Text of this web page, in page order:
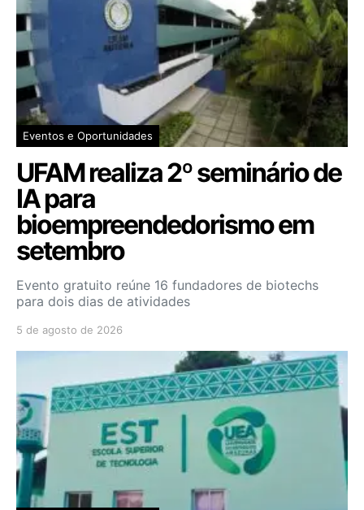
Eventos e Oportunidades
UFAM realiza 2º seminário de
IA para
bioempreendedorismo em
setembro
Evento gratuito reúne 16 fundadores de biotechs
para dois dias de atividades
5 de agosto de 2026